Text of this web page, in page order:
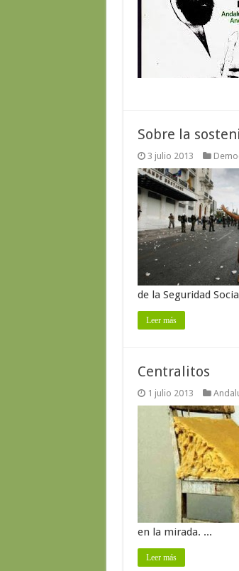
Sobre la
3 julio 2013
de la Seguridad
Leer más
Centralitos
1 julio 2013
en la mirada. ...
Leer más